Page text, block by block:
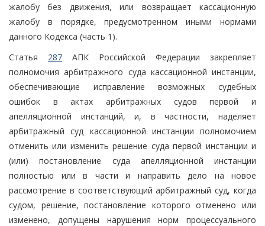
жалобу без движения, или возвращает кассационную
жалобу в порядке, предусмотренном иными нормами
данного Кодекса (часть 1).
Статья 287 АПК Российской Федерации закрепляет
полномочия арбитражного суда кассационной инстанции,
обеспечивающие исправление возможных судебных
ошибок в актах арбитражных судов первой и
апелляционной инстанций, и, в частности, наделяет
арбитражный суд кассационной инстанции полномочием
отменить или изменить решение суда первой инстанции и
(или) постановление суда апелляционной инстанции
полностью или в части и направить дело на новое
рассмотрение в соответствующий арбитражный суд, когда
судом, решение, постановление которого отменено или
изменено, допущены нарушения норм процессуального